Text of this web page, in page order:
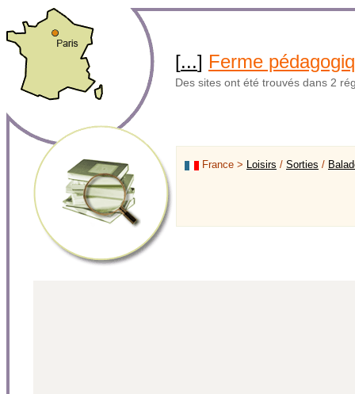
[...] Ferme
Des sites ont été trouvés dans 2
France > Loisirs / Sorties /